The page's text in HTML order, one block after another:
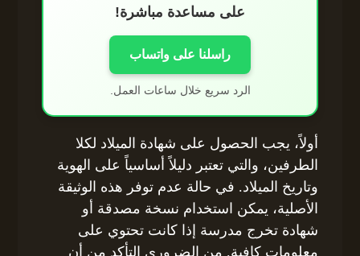
على مساعدة مباشرة!
راسلنا على واتساب
الرد سريع خلال ساعات العمل.
أولاً، يجب الحصول على شهادة الميلاد لكلا
الطرفين، والتي تعتبر دليلاً أساسياً على الهوية
وتاريخ الميلاد. في حالة عدم توفر هذه الوثيقة
الأصلية، يمكن استخدام نسخة مصدقة أو
شهادة تخرج مدرسة إذا كانت تحتوي على
معلومات كافية. من الضروري التأكد من أن